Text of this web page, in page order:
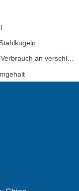
Bergbau- und Zementindustrien mit großem Verbrauch an verschleißfesten Kugeln haben eine detaillierte Analyse der wirtschaftlichen Vorteile der Verwendung von Kugeln mit hohem Chromgehalt